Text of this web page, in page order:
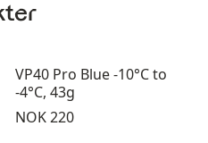
VP40 Pro Blue -10°C to
-4°C, 43g
Pris:
NOK 220